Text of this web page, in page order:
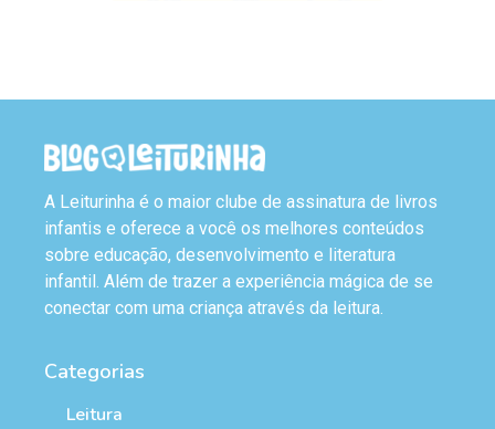
A Leiturinha é o maior clube de assinatura de livros
infantis e oferece a você os melhores conteúdos
sobre educação, desenvolvimento e literatura
infantil. Além de trazer a experiência mágica de se
conectar com uma criança através da leitura.
Categorias
Leitura